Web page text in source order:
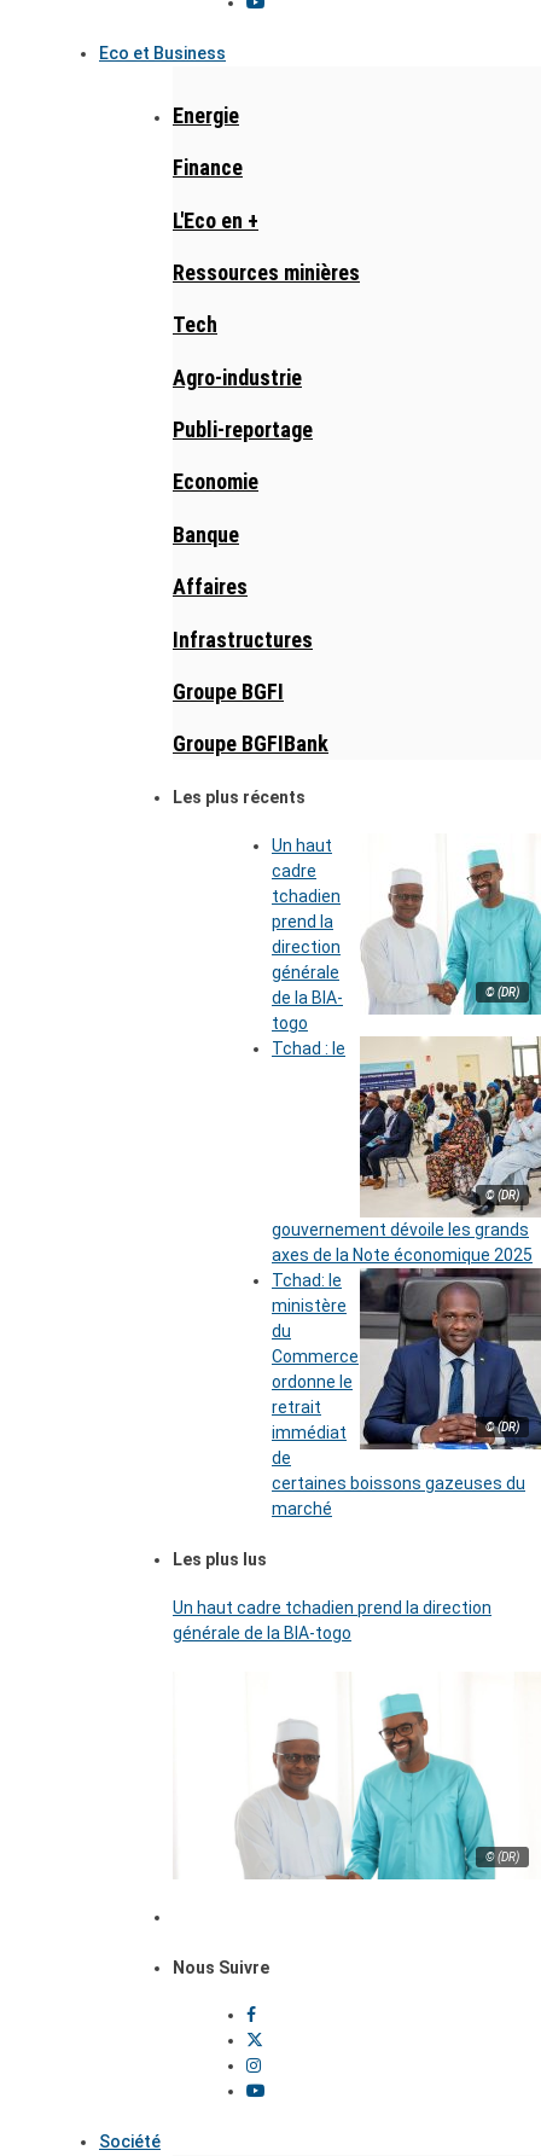
Eco et Business
Energie
Finance
L'Eco en +
Ressources minières
Tech
Agro-industrie
Publi-reportage
Economie
Banque
Affaires
Infrastructures
Groupe BGFI
Groupe BGFIBank
Les plus récents
© (DR)
Un haut
cadre
tchadien
prend la
direction
générale
de la BIA-
togo
© (DR)
Tchad : le
gouvernement dévoile les grands
axes de la Note économique 2025
© (DR)
Tchad: le
ministère
du
Commerce
ordonne le
retrait
immédiat
de
certaines boissons gazeuses du
marché
Les plus lus
Un haut cadre tchadien prend la direction
générale de la BIA-togo
© (DR)
Nous Suivre
Société